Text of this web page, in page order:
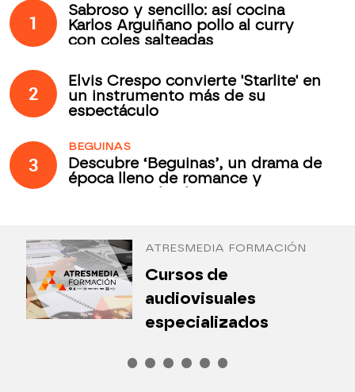
1
Sabroso y sencillo: así cocina
Karlos Arguiñano pollo al curry
con coles salteadas
2
Elvis Crespo convierte 'Starlite' en
un instrumento más de su
espectáculo
3
BEGUINAS
Descubre ‘Beguinas’, un drama de
época lleno de romance y
ATRESMEDIA FORMACIÓN
Cursos de
audiovisuales
especializados